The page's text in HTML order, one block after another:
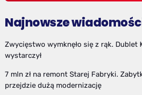
Najnowsze
Zwycięstwo wymknęło się z rąk. Dublet
wystarczył
7 mln zł na remont Starej Fabryki.
przejdzie dużą modernizację